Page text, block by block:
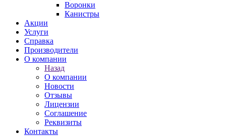
Воронки
Канистры
Акции
Услуги
Справка
Производители
О компании
Назад
О компании
Новости
Отзывы
Лицензии
Соглашение
Реквизиты
Контакты